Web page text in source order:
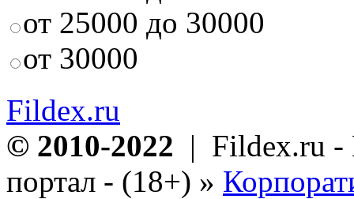
от 25000 до 30000
от 30000
Fildex.ru
© 2010-2022 | Fildex.ru -
портал - (18+) »